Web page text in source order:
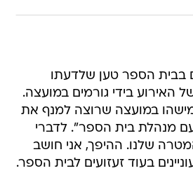
בבית הספר טען שלדעתו
האירוע בידי גורמים במועצה.
במועצה שרוצה למנף את
מנהלת בית הספר". לדברי
שלנו. ההיפך, אני חושב
בעוד זעזועים לבית הספר.